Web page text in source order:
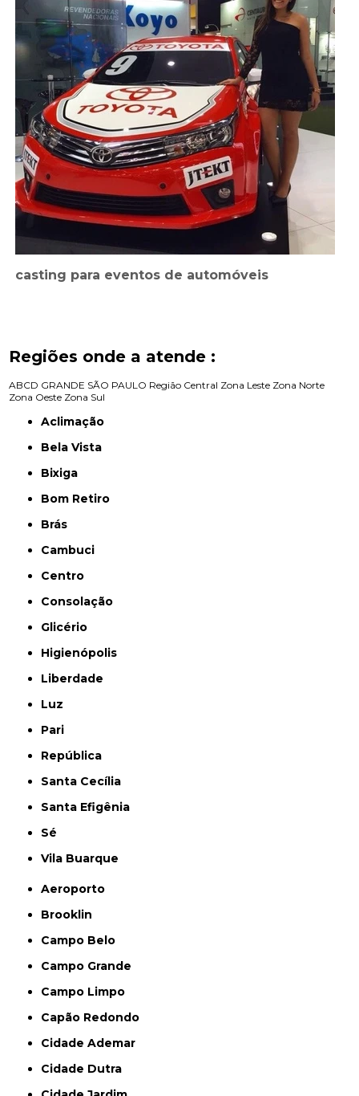
casting para eventos de automóveis
Regiões onde a atende :
ABCD GRANDE SÃO PAULO Região Central Zona Leste Zona Norte
Zona Oeste Zona Sul
Aclimação
Bela Vista
Bixiga
Bom Retiro
Brás
Cambuci
Centro
Consolação
Glicério
Higienópolis
Liberdade
Luz
Pari
República
Santa Cecília
Santa Efigênia
Sé
Vila Buarque
Aeroporto
Brooklin
Campo Belo
Campo Grande
Campo Limpo
Capão Redondo
Cidade Ademar
Cidade Dutra